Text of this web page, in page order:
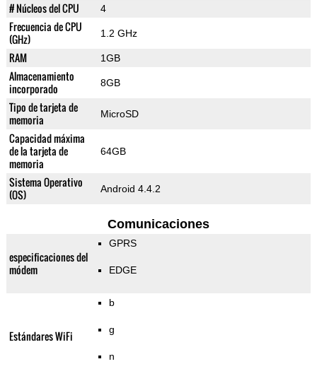
# Núcleos del CPU 4
Frecuencia de CPU
(GHz)
1.2 GHz
RAM 1GB
Almacenamiento
incorporado
8GB
Tipo de tarjeta de
memoria
MicroSD
Capacidad máxima
de la tarjeta de
memoria
64GB
Sistema Operativo
(OS)
Android 4.4.2
Comunicaciones
especificaciones del
módem
GPRS
EDGE
Estándares WiFi
b
g
n